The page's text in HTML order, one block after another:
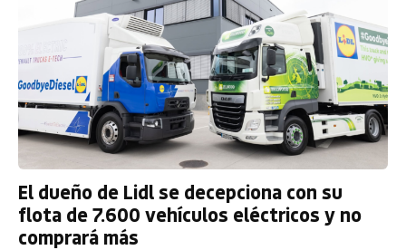
El dueño de Lidl se decepciona con su
flota de 7.600 vehículos eléctricos y no
comprará más